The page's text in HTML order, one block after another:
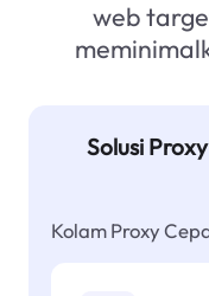
web
Solusi Proxy
Kolam Proxy